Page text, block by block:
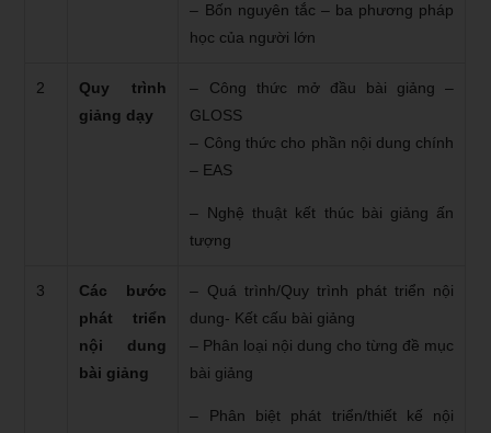
– Bốn nguyên tắc – ba phương pháp
học của người lớn
2
Quy trình
giảng dạy
– Công thức mở đầu bài giảng –
GLOSS
– Công thức cho phần nội dung chính
– EAS
– Nghệ thuật kết thúc bài giảng ấn
tượng
3
Các bước
phát triển
nội dung
bài giảng
– Quá trình/Quy trình phát triển nội
dung- Kết cấu bài giảng
– Phân loại nội dung cho từng đề mục
bài giảng
– Phân biệt phát triển/thiết kế nội